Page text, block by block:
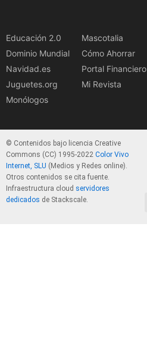
Educación 2.0
Dominio Mundial
Navidad.es
Juguetes.org
Monólogos
Mascotalia
Cómo Ahorrar
Portal Financiero
Mi Revista
© Contenidos bajo licencia Creative
Commons (CC) 1995-2022 Color Vivo
Internet, SLU (Medios y Redes online).
Otros contenidos se cita fuente.
Infraestructura cloud servidores
dedicados de Stackscale.